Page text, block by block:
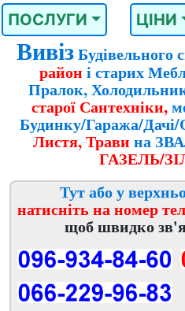
ПОСЛУГИ ЦІНИ
ВивізБудівельного
район і старих
Пралок,
старої Сантехніки,
Будинку/Гаража/
Листя, Трави на
ГАЗЕЛЬ/
Тут або у
натисніть на номер
щоб швидко